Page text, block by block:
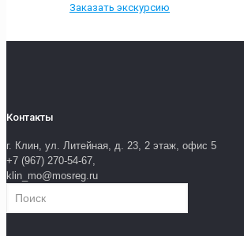
Заказать экскурсию
Контакты
г. Клин, ул. Литейная, д. 23, 2 этаж, офис 5
+7 (967) 270-54-67,
klin_mo@mosreg.ru